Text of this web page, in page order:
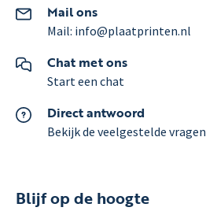
Mail ons
Mail: info@plaatprinten.nl
Chat met ons
Start een chat
Direct antwoord
Bekijk de veelgestelde vragen
Blijf op de hoogte